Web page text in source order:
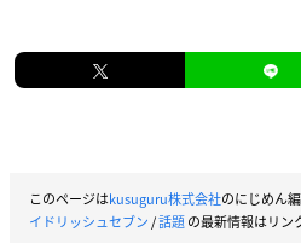
このページはkusuguru株式会社のにじめん
イドリッシュセブン/話題の最新情報はリン